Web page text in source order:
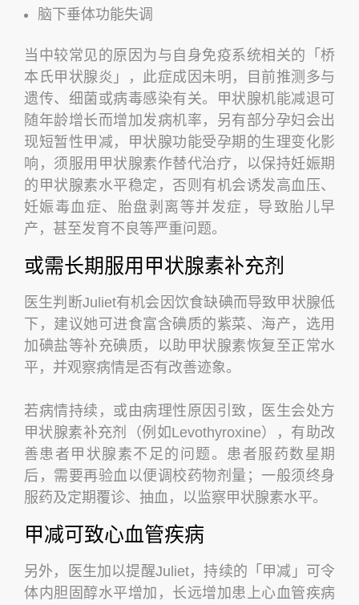
脑下垂体功能失调
当中较常见的原因为与自身免疫系统相关的「桥
本氏甲状腺炎」，此症成因未明，目前推测多与
遗传、细菌或病毒感染有关。甲状腺机能减退可
随年龄增长而增加发病机率，另有部分孕妇会出
现短暂性甲减，甲状腺功能受孕期的生理变化影
响，须服用甲状腺素作替代治疗，以保持妊娠期
的甲状腺素水平稳定，否则有机会诱发高血压、
妊娠毒血症、胎盘剥离等并发症，导致胎儿早
产，甚至发育不良等严重问题。
或需长期服用甲状腺素补充剂
医生判断Juliet有机会因饮食缺碘而导致甲状腺低
下，建议她可进食富含碘质的紫菜、海产，选用
加碘盐等补充碘质，以助甲状腺素恢复至正常水
平，并观察病情是否有改善迹象。
若病情持续，或由病理性原因引致，医生会处方
甲状腺素补充剂（例如Levothyroxine），有助改
善患者甲状腺素不足的问题。患者服药数星期
后，需要再验血以便调校药物剂量；一般须终身
服药及定期覆诊、抽血，以监察甲状腺素水平。
甲减可致心血管疾病
另外，医生加以提醒Juliet，持续的「甲减」可令
体内胆固醇水平增加，长远增加患上心血管疾病